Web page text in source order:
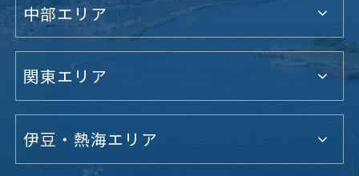
中部エリア
関東エリア
伊豆・熱海エリア